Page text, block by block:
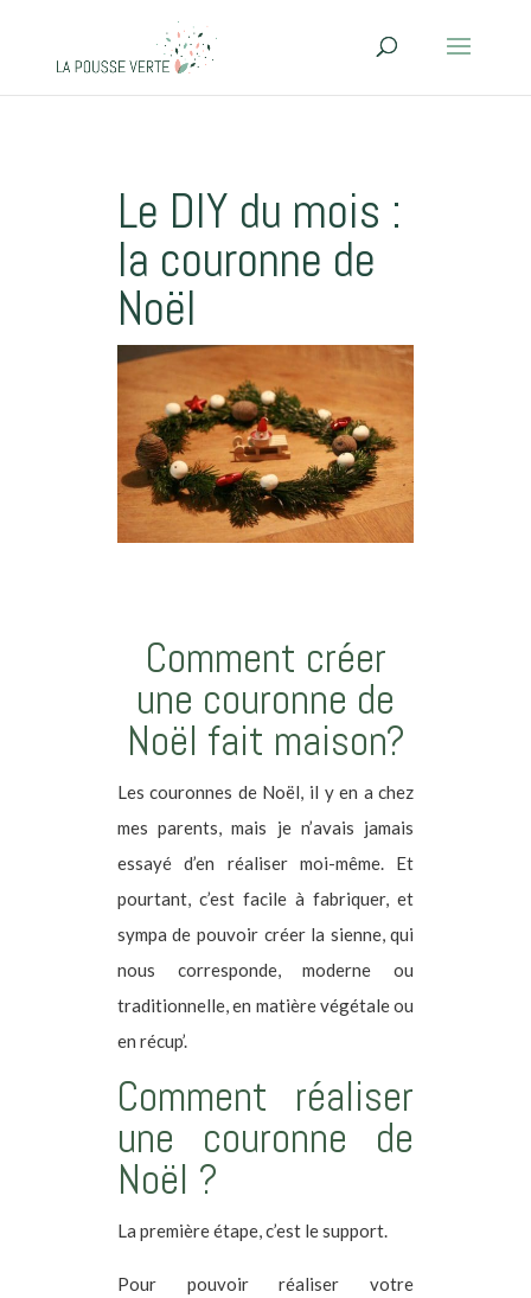
Le DIY du mois :
la couronne de
Noël
Comment créer
une couronne de
Noël fait maison?
Les couronnes de Noël, il y en a chez
mes parents, mais je n’avais jamais
essayé d’en réaliser moi-même. Et
pourtant, c’est facile à fabriquer, et
sympa de pouvoir créer la sienne, qui
nous corresponde, moderne ou
traditionnelle, en matière végétale ou
en récup’.
Comment réaliser
une couronne de
Noël ?
La première étape, c’est le support.
Pour pouvoir réaliser votre